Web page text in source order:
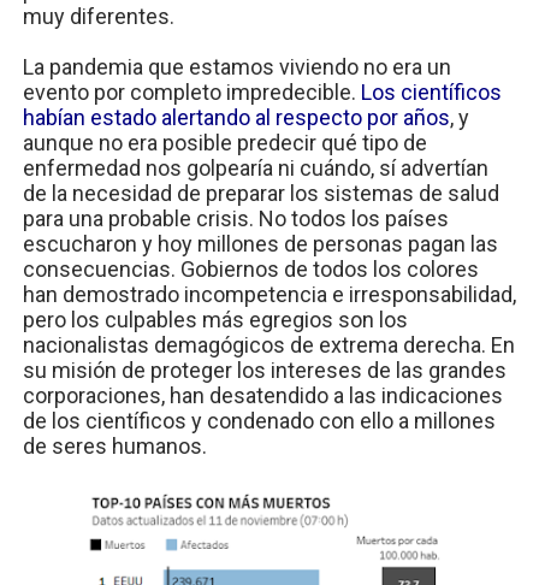
muy diferentes.
La pandemia que estamos viviendo no era un
evento por completo impredecible. Los científicos
habían estado alertando al respecto por años, y
aunque no era posible predecir qué tipo de
enfermedad nos golpearía ni cuándo, sí advertían
de la necesidad de preparar los sistemas de salud
para una probable crisis. No todos los países
escucharon y hoy millones de personas pagan las
consecuencias. Gobiernos de todos los colores
han demostrado incompetencia e irresponsabilidad,
pero los culpables más egregios son los
nacionalistas demagógicos de extrema derecha. En
su misión de proteger los intereses de las grandes
corporaciones, han desatendido a las indicaciones
de los científicos y condenado con ello a millones
de seres humanos.